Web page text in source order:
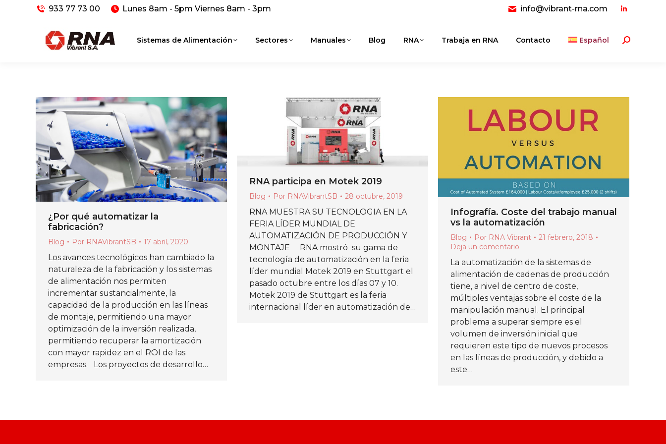
933 77 73 00 Lunes 8am - 5pm Viernes 8am - 3pm info@vibrant-rna.com
Linkedin
opens
Sistemas de Alimentación Sectores Manuales Blog RNA Trabaja en RNA Contacto Español Buscar:
¿Por qué automatizar la
fabricación?
Blog Por RNAVibrantSB 17 abril, 2020
Los avances tecnológicos han cambiado la
naturaleza de la fabricación y los sistemas
de alimentación nos permiten
incrementar sustancialmente, la
capacidad de la producción en las líneas
de montaje, permitiendo una mayor
optimización de la inversión realizada,
permitiendo recuperar la amortización
con mayor rapidez en el ROI de las
empresas. Los proyectos de desarrollo…
RNA participa en Motek 2019
Blog Por RNAVibrantSB 28 octubre, 2019
RNA MUESTRA SU TECNOLOGIA EN LA
FERIA LÍDER MUNDIAL DE
AUTOMATIZACIÓN DE PRODUCCIÓN Y
MONTAJE RNA mostró su gama de
tecnología de automatización en la feria
líder mundial Motek 2019 en Stuttgart el
pasado octubre entre los días 07 y 10.
Motek 2019 de Stuttgart es la feria
internacional líder en automatización de…
Infografía. Coste del trabajo manual
vs la automatización
Blog Por RNA Vibrant
21 febrero, 2018
Deja un comentario
La automatización de la sistemas de
alimentación de cadenas de producción
tiene, a nivel de centro de coste,
múltiples ventajas sobre el coste de la
manipulación manual. El principal
problema a superar siempre es el
volumen de inversión inicial que
requieren este tipo de nuevos procesos
en las líneas de producción, y debido a
este…